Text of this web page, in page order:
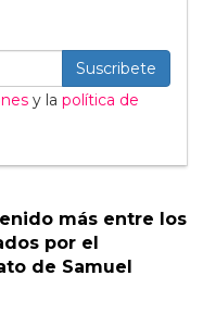
Suscribete
y la política de
más entre los
por el
de Samuel